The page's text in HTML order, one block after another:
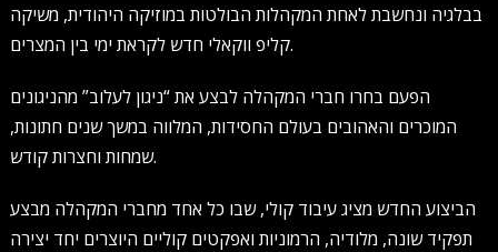
בבלגיה ונחשבת לאחת המקהלות הבולטות במוזיקה היהודית, משיקה
קליפ ווקאלי חדש לקראת ימי בין המצרים.
הפעם בחרו חברי המקהלה לבצע את “ניגון לעלוב” מהניגונים
המוכרים והאהובים בעולם החסידות, המלווה במשך שנים חתונות,
שמחות וחצרות קודש.
הביצוע החדש מציג עיבוד קולי, שבו כל אחד מחברי המקהלה מבצע
תפקיד שונה, מלודיה, הרמוניות ואפקטים קוליים היוצרים יחד יצירה